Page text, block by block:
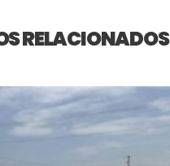
RELACIONADOS